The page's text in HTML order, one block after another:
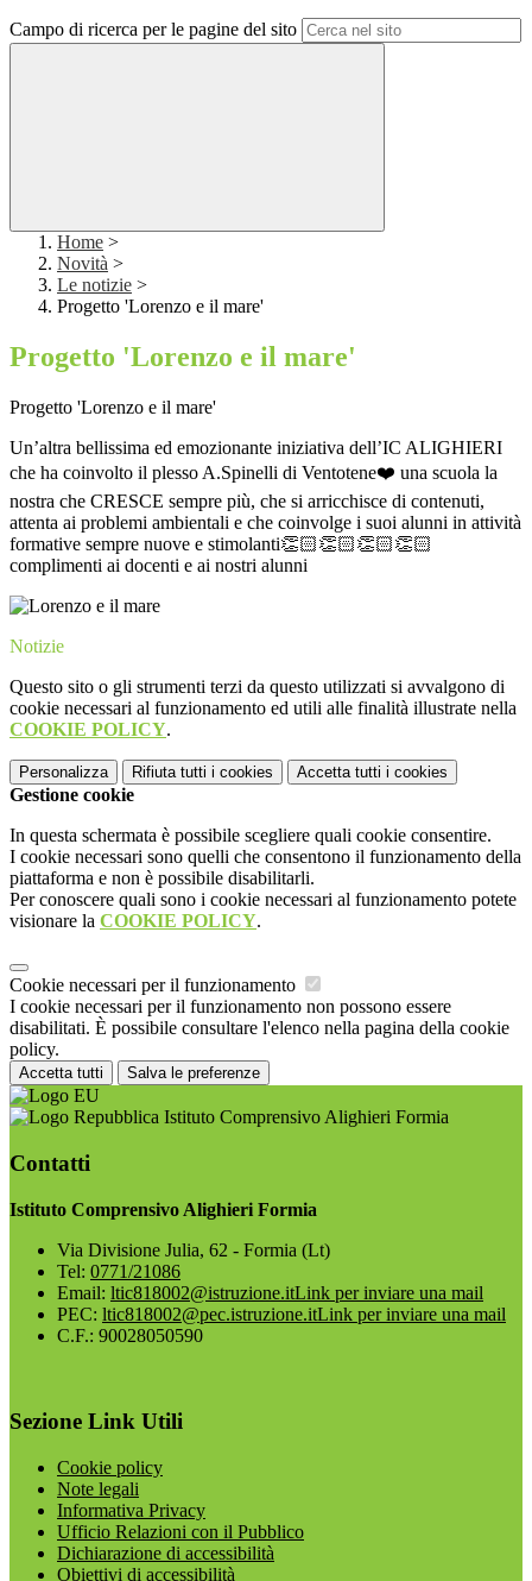
Campo di ricerca per le pagine del sito
Home >
Novità >
Le notizie >
Progetto 'Lorenzo e il mare'
Progetto 'Lorenzo e il mare'
Progetto 'Lorenzo e il mare'
Un’altra bellissima ed emozionante iniziativa dell’IC ALIGHIERI
che ha coinvolto il plesso A.Spinelli di Ventotene❤️ una scuola la
nostra che CRESCE sempre più, che si arricchisce di contenuti,
attenta ai problemi ambientali e che coinvolge i suoi alunni in attività
formative sempre nuove e stimolanti👏🏻👏🏻👏🏻👏🏻
complimenti ai docenti e ai nostri alunni
Notizie
Questo sito o gli strumenti terzi da questo utilizzati si avvalgono di
cookie necessari al funzionamento ed utili alle finalità illustrate nella
COOKIE POLICY.
Personalizza Rifiuta tutti i cookies Accetta tutti i cookies
Gestione cookie
In questa schermata è possibile scegliere quali cookie consentire.
I cookie necessari sono quelli che consentono il funzionamento della
piattaforma e non è possibile disabilitarli.
Per conoscere quali sono i cookie necessari al funzionamento potete
visionare la COOKIE POLICY.
Cookie necessari per il funzionamento
I cookie necessari per il funzionamento non possono essere
disabilitati. È possibile consultare l'elenco nella pagina della cookie
policy.
Accetta tutti Salva le preferenze
Istituto Comprensivo Alighieri Formia
Contatti
Istituto Comprensivo Alighieri Formia
Via Divisione Julia, 62 - Formia (Lt)
Tel: 0771/21086
Email: ltic818002@istruzione.itLink per inviare una mail
PEC: ltic818002@pec.istruzione.itLink per inviare una mail
C.F.: 90028050590
Sezione Link Utili
Cookie policy
Note legali
Informativa Privacy
Ufficio Relazioni con il Pubblico
Dichiarazione di accessibilità
Obiettivi di accessibilità